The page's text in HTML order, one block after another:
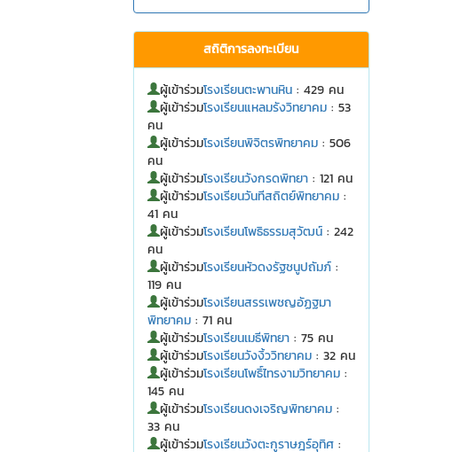
สถิติการลงทะเบียน
ผู้เข้าร่วมโรงเรียนตะพานหิน: 429 คน
ผู้เข้าร่วมโรงเรียนแหลมรังวิทยาคม: 53
คน
ผู้เข้าร่วมโรงเรียนพิจิตรพิทยาคม: 506
คน
ผู้เข้าร่วมโรงเรียนวังกรดพิทยา: 121 คน
ผู้เข้าร่วมโรงเรียนวันทีสถิตย์พิทยาคม:
41 คน
ผู้เข้าร่วมโรงเรียนโพธิธรรมสุวัฒน์: 242
คน
ผู้เข้าร่วมโรงเรียนหัวดงรัฐชนูปถัมภ์:
119 คน
ผู้เข้าร่วมโรงเรียนสรรเพชญอัฏฐมา
พิทยาคม: 71 คน
ผู้เข้าร่วมโรงเรียนเมธีพิทยา: 75 คน
ผู้เข้าร่วมโรงเรียนวังงิ้ววิทยาคม: 32 คน
ผู้เข้าร่วมโรงเรียนโพธิ์ไทรงามวิทยาคม:
145 คน
ผู้เข้าร่วมโรงเรียนดงเจริญพิทยาคม:
33 คน
ผู้เข้าร่วมโรงเรียนวังตะกูราษฎร์อุทิศ: